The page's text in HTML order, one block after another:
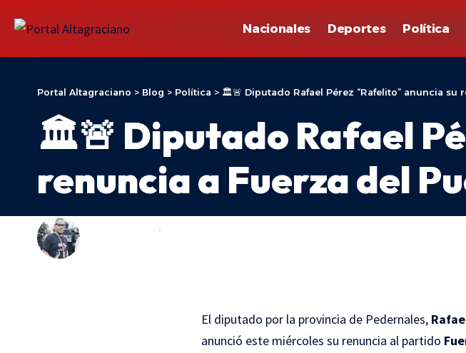
Nacionales Deportes Política
Portal Altagraciano > Blog > Política > 🏛️🚨 Diputado Rafael Pérez “Rafelito” anuncia su
🏛️🚨 Diputado Rafael
renuncia a Fuerza del
LAST UPDATED: 10 DE JUNIO DE 2026 15:29
ADONIS ARACHE
El diputado por la provincia de Pedernales,
anunció este miércoles su renuncia al partido